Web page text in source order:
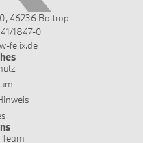
46236 Bottrop
1847-0
felix.de